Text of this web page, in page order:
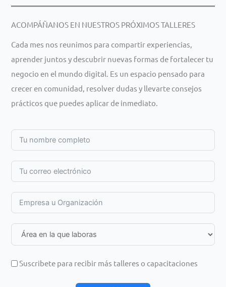
ACOMPÁÑANOS EN NUESTROS PRÓXIMOS TALLERES
Cada mes nos reunimos para compartir experiencias,
aprender juntos y descubrir nuevas formas de fortalecer tu
negocio en el mundo digital. Es un espacio pensado para
crecer en comunidad, resolver dudas y llevarte consejos
prácticos que puedes aplicar de inmediato.
Suscribete para recibir más talleres o capacitaciones